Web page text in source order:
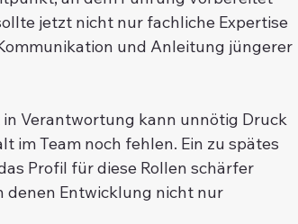
jetzt nicht nur fachliche Expertise
und Anleitung jüngerer
Verantwortung kann unnötig Druck
im Team noch fehlen. Ein zu spätes
Profil für diese Rollen schärfer
denen Entwicklung nicht nur